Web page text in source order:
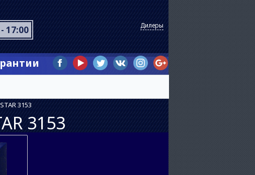
17:00 Дилеры
3153
3153